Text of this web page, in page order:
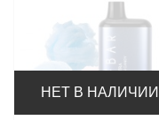
НЕТ В НАЛИЧИИ